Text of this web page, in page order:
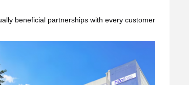
beneficial partnerships with every customer.